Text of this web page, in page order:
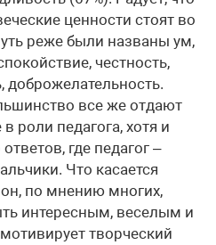
ценности стоят во
реже были названы ум,
честность,
доброжелательность.
все же отдают
роли педагога, хотя и
где педагог –
Что касается
он, по мнению многих,
интересным, веселым и
творческий